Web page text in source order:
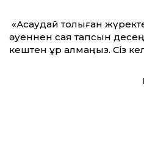
«Асаудай толқыған
әуеннен сая тапсын
кештен құр қалмаңыз. Сіз